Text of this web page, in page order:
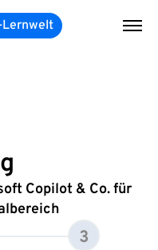
Lernwelt
Copilot & Co. für
3